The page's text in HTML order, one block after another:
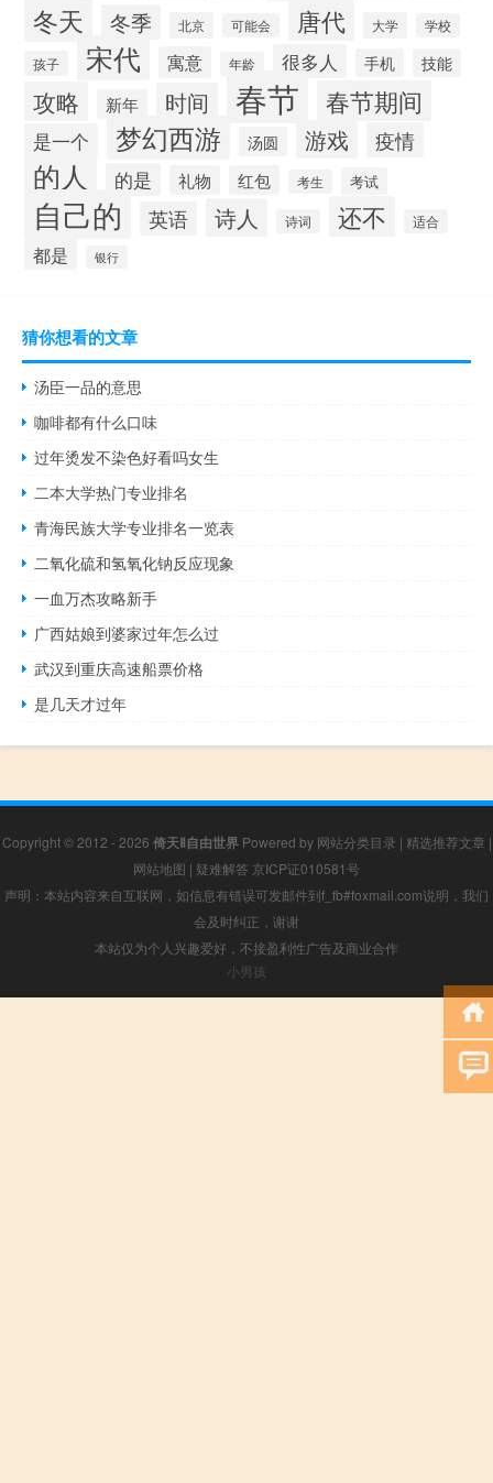
冬天 冬季 北京 可能会 唐代 大学 学校
孩子 宋代 寓意 年龄 很多人 手机 技能
攻略 新年 时间 春节 春节期间
是一个 梦幻西游 汤圆 游戏 疫情
的人 的是 礼物 红包 考生 考试
自己的 英语 诗人 诗词 还不 适合
都是 银行
猜你想看的文章
汤臣一品的意思
咖啡都有什么口味
过年烫发不染色好看吗女生
二本大学热门专业排名
青海民族大学专业排名一览表
二氧化硫和氢氧化钠反应现象
一血万杰攻略新手
广西姑娘到婆家过年怎么过
武汉到重庆高速船票价格
是几天才过年
Copyright © 2012 - 2026 倚天Ⅱ自由世界Powered by 网站分类目录 | 精选推荐文章 |
网站地图 | 疑难解答 京ICP证010581号
声明：本站内容来自互联网，如信息有错误可发邮件到f_fb#foxmail.com说明，我们
会及时纠正，谢谢
本站仅为个人兴趣爱好，不接盈利性广告及商业合作
小男孩